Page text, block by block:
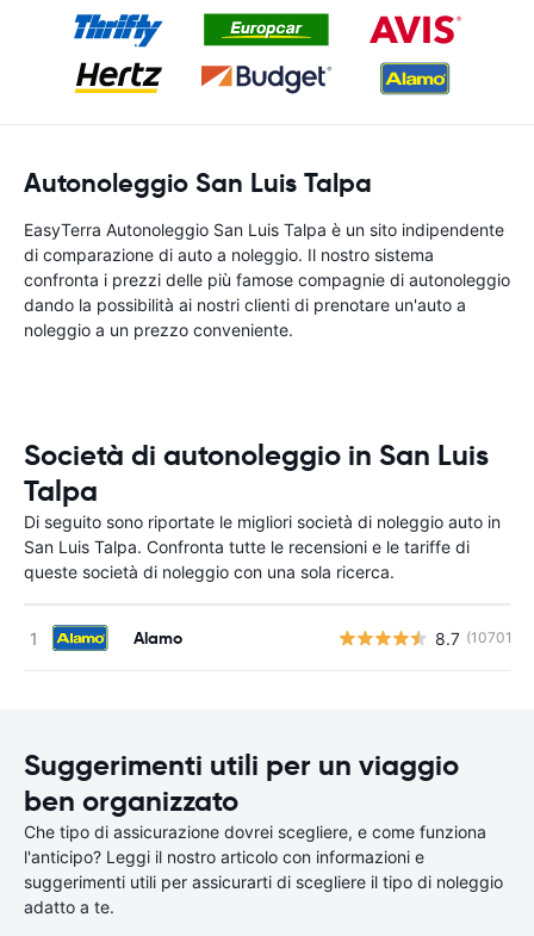
Autonoleggio San Luis Talpa
EasyTerra Autonoleggio San Luis Talpa è un sito indipendente
di comparazione di auto a noleggio. Il nostro sistema
confronta i prezzi delle più famose compagnie di autonoleggio
dando la possibilità ai nostri clienti di prenotare un'auto a
noleggio a un prezzo conveniente.
Società di autonoleggio in San Luis
Talpa
Di seguito sono riportate le migliori società di noleggio auto in
San Luis Talpa. Confronta tutte le recensioni e le tariffe di
queste società di noleggio con una sola ricerca.
Alamo 8.7 (10701)
Suggerimenti utili per un viaggio
ben organizzato
Che tipo di assicurazione dovrei scegliere, e come funziona
l'anticipo? Leggi il nostro articolo con informazioni e
suggerimenti utili per assicurarti di scegliere il tipo di noleggio
adatto a te.